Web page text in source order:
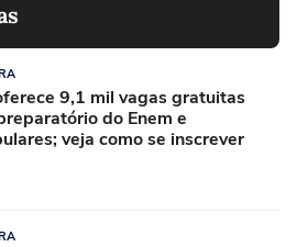
9,1 mil vagas gratuitas
do Enem e
veja como se inscrever